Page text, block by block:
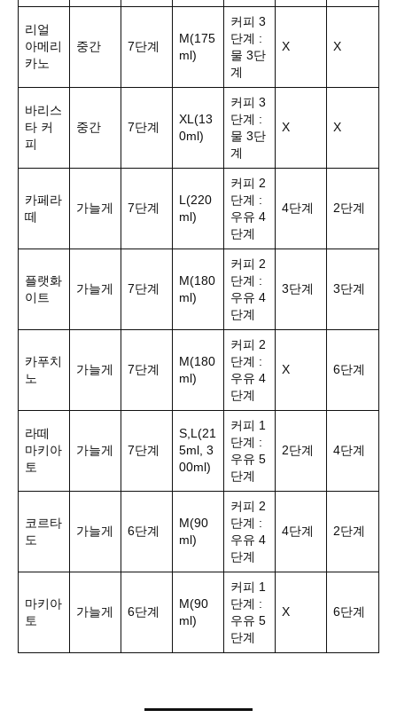
리얼
아메리
카노
중간 7단계
M(175
ml)
커피 3
단계 :
물 3단
계
X X
바리스
타 커
피
중간 7단계
XL(13
0ml)
커피 3
단계 :
물 3단
계
X X
카페라
떼
가늘게 7단계
L(220
ml)
커피 2
단계 :
우유 4
단계
4단계 2단계
플랫화
이트
가늘게 7단계
M(180
ml)
커피 2
단계 :
우유 4
단계
3단계 3단계
카푸치
노
가늘게 7단계
M(180
ml)
커피 2
단계 :
우유 4
단계
X 6단계
라떼
마키아
토
가늘게 7단계
S,L(21
5ml, 3
00ml)
커피 1
단계 :
우유 5
단계
2단계 4단계
코르타
도
가늘게 6단계
M(90
ml)
커피 2
단계 :
우유 4
단계
4단계 2단계
마키아
토
가늘게 6단계
M(90
ml)
커피 1
단계 :
우유 5
단계
X 6단계